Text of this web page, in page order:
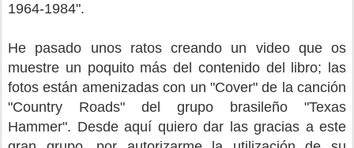
1964-1984".
He pasado unos ratos creando un video que os
muestre un poquito más del contenido del libro; las
fotos están amenizadas con un "Cover" de la canción
"Country Roads" del grupo brasileño "Texas
Hammer". Desde aquí quiero dar las gracias a este